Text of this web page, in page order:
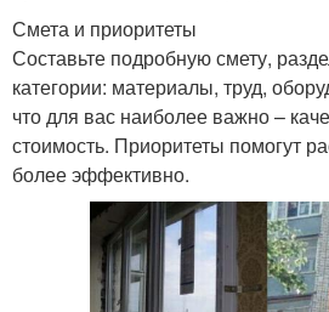
Смета и приоритеты
Составьте подробную смету,
категории: материалы, труд,
что для вас наиболее важно –
стоимость. Приоритеты помогут
более эффективно.